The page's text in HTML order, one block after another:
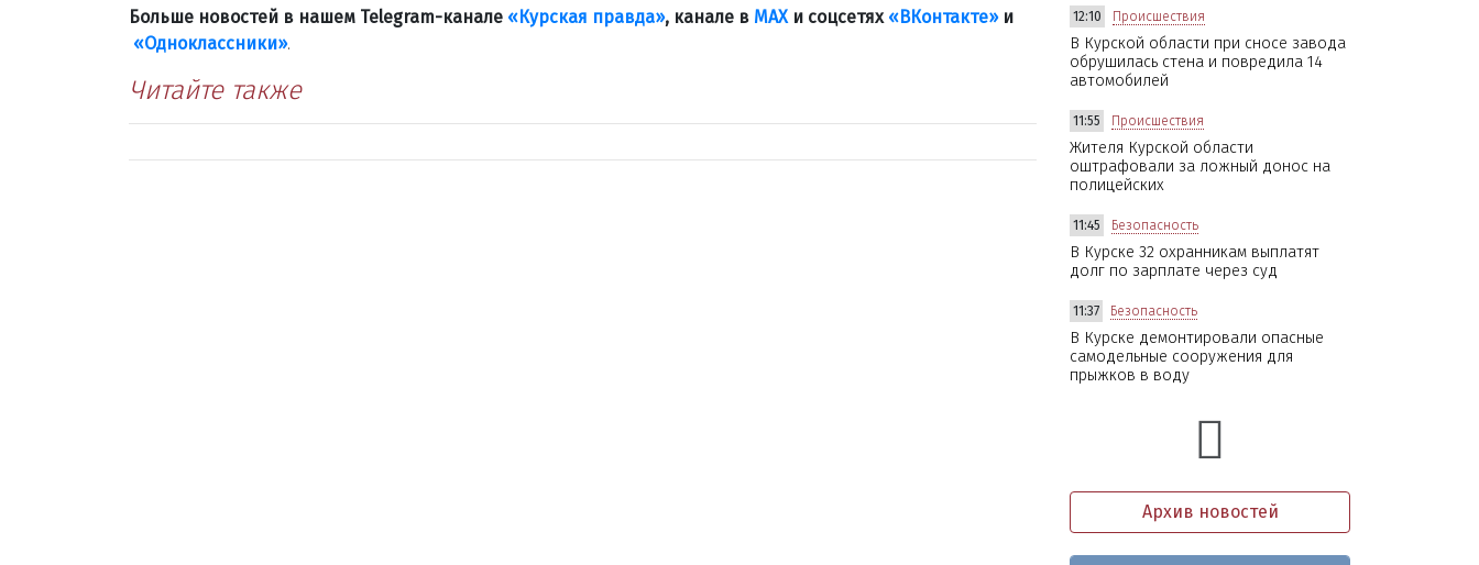
Больше новостей в нашем Telegram-канале «Курская правда», канале в МАХи соцсетях «ВКонтакте»и
«Одноклассники».
Читайте также
12:10 Происшествия
В Курской области при сносе завода
обрушилась стена и повредила 14
автомобилей
11:55 Происшествия
Жителя Курской области
оштрафовали за ложный донос на
полицейских
11:45 Безопасность
В Курске 32 охранникам выплатят
долг по зарплате через суд
11:37 Безопасность
В Курске демонтировали опасные
самодельные сооружения для
прыжков в воду
Архив новостей